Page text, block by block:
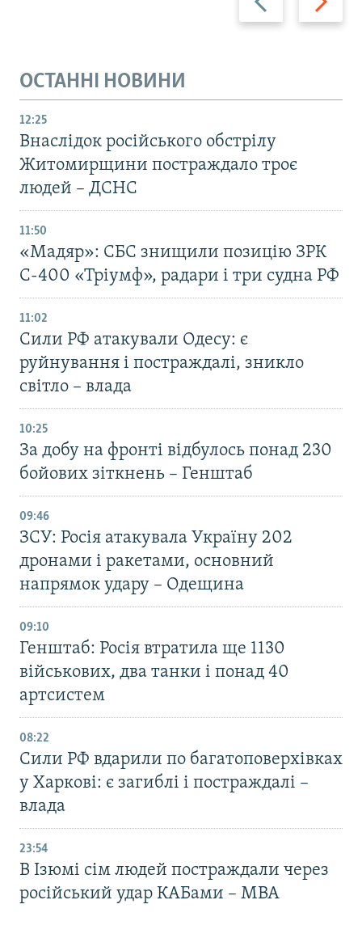
ОСТАННІ НОВИНИ
12:25
Внаслідок російського обстрілу
Житомирщини постраждало троє
людей – ДСНС
11:50
«Мадяр»: СБС знищили позицію ЗРК
С-400 «Тріумф», радари і три судна РФ
11:02
Сили РФ атакували Одесу: є
руйнування і постраждалі, зникло
світло – влада
10:25
За добу на фронті відбулось понад 230
бойових зіткнень – Генштаб
09:46
ЗСУ: Росія атакувала Україну 202
дронами і ракетами, основний
напрямок удару – Одещина
09:10
Генштаб: Росія втратила ще 1130
військових, два танки і понад 40
артсистем
08:22
Сили РФ вдарили по багатоповерхівках
у Харкові: є загиблі і постраждалі –
влада
23:54
В Ізюмі сім людей постраждали через
російський удар КАБами – МВА